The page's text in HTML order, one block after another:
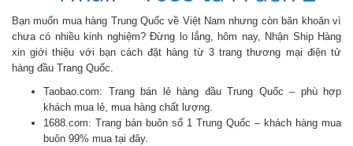
Bạn muốn mua hàng Trung Quốc về Việt Nam nhưng còn băn khoăn vì
chưa có nhiều kinh nghiệm? Đừng lo lắng, hôm nay, Nhận Ship Hàng
xin giới thiệu với bạn cách đặt hàng từ 3 trang thương mại điện tử
hàng đầu Trang Quốc.
Taobao.com: Trang bán lẻ hàng đầu Trung Quốc – phù hợp
khách mua lẻ, mua hàng chất lượng.
1688.com: Trang bán buôn số 1 Trung Quốc – khách hàng mua
buôn 99% mua tại đây.